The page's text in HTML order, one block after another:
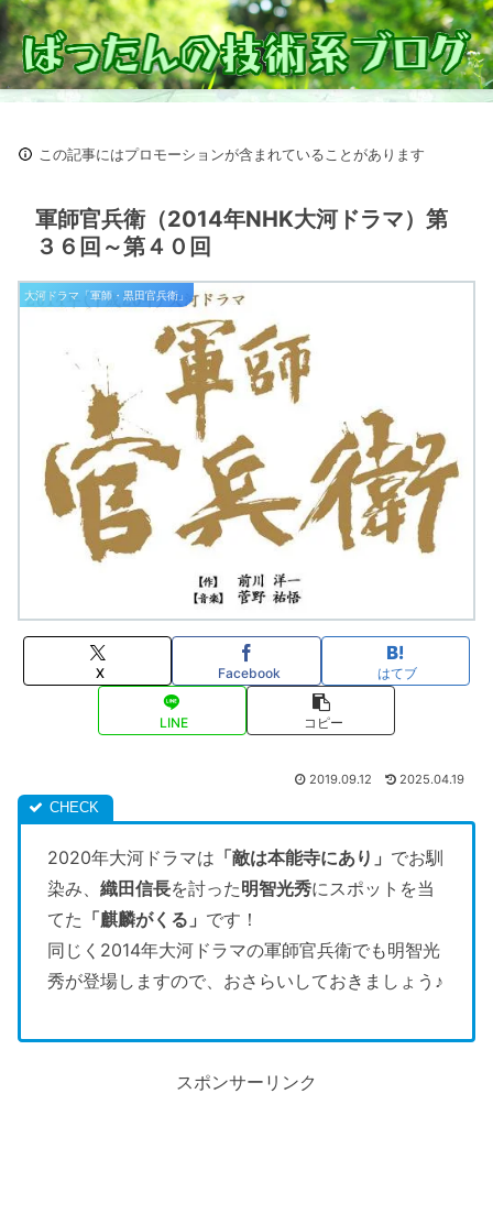
この記事にはプロモーションが含まれていることがあります
軍師官兵衛（2014年NHK大河ドラマ）第
３６回～第４０回
大河ドラマ「軍師・黒田官兵衛」
X Facebook はてブ
LINE コピー
2019.09.12 2025.04.19
2020年大河ドラマは 「敵は本能寺にあり」 でお馴
染み、 織田信長を討った明智光秀にスポットを当
てた 「麒麟がくる」 です！
同じく2014年大河ドラマの軍師官兵衛でも明智光
秀が登場しますので、おさらいしておきましょう♪
スポンサーリンク